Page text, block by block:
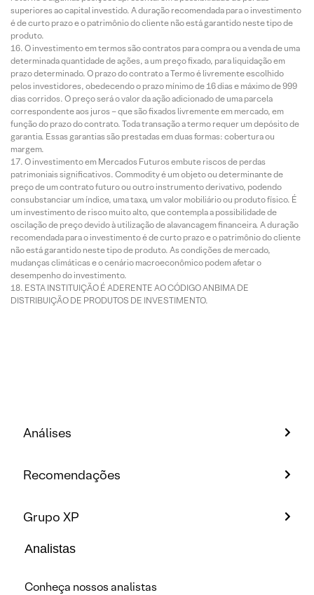
superiores ao capital investido. A duração recomendada para o investimento
é de curto prazo e o patrimônio do cliente não está garantido neste tipo de
produto.
O investimento em termos são contratos para compra ou a venda de uma
determinada quantidade de ações, a um preço fixado, para liquidação em
prazo determinado. O prazo do contrato a Termo é livremente escolhido
pelos investidores, obedecendo o prazo mínimo de 16 dias e máximo de 999
dias corridos. O preço será o valor da ação adicionado de uma parcela
correspondente aos juros – que são fixados livremente em mercado, em
função do prazo do contrato. Toda transação a termo requer um depósito de
garantia. Essas garantias são prestadas em duas formas: cobertura ou
margem.
O investimento em Mercados Futuros embute riscos de perdas
patrimoniais significativos. Commodity é um objeto ou determinante de
preço de um contrato futuro ou outro instrumento derivativo, podendo
consubstanciar um índice, uma taxa, um valor mobiliário ou produto físico. É
um investimento de risco muito alto, que contempla a possibilidade de
oscilação de preço devido à utilização de alavancagem financeira. A duração
recomendada para o investimento é de curto prazo e o patrimônio do cliente
não está garantido neste tipo de produto. As condições de mercado,
mudanças climáticas e o cenário macroeconômico podem afetar o
desempenho do investimento.
ESTA INSTITUIÇÃO É ADERENTE AO CÓDIGO ANBIMA DE
DISTRIBUIÇÃO DE PRODUTOS DE INVESTIMENTO.
Análises
Recomendações
Grupo XP
Analistas
Conheça nossos analistas